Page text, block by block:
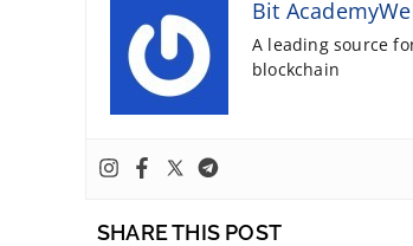
Bit
A leading source
blockchain
SHARE THIS POST